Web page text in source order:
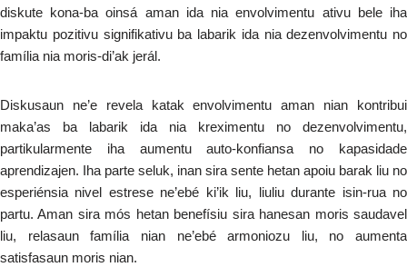
diskute kona-ba oinsá aman ida nia envolvimentu ativu bele iha
impaktu pozitivu signifikativu ba labarik ida nia dezenvolvimentu no
família nia moris-di’ak jerál.
Diskusaun ne’e revela katak envolvimentu aman nian kontribui
maka’as ba labarik ida nia kreximentu no dezenvolvimentu,
partikularmente iha aumentu auto-konfiansa no kapasidade
aprendizajen. Iha parte seluk, inan sira sente hetan apoiu barak liu no
esperiénsia nivel estrese ne’ebé ki’ik liu, liuliu durante isin-rua no
partu. Aman sira mós hetan benefísiu sira hanesan moris saudavel
liu, relasaun família nian ne’ebé armoniozu liu, no aumenta
satisfasaun moris nian.